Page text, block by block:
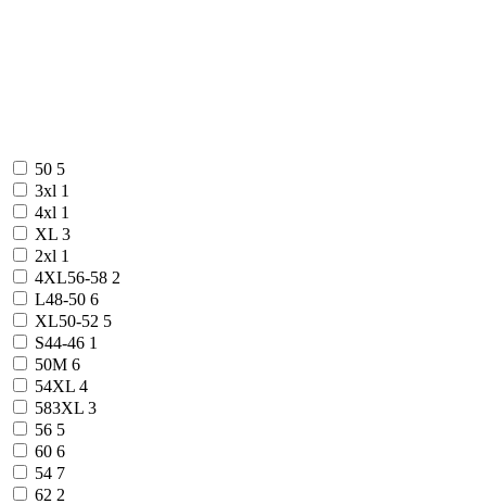
50 5
3xl 1
4xl 1
XL 3
2xl 1
4XL56-58 2
L48-50 6
XL50-52 5
S44-46 1
50M 6
54XL 4
583XL 3
56 5
60 6
54 7
62 2